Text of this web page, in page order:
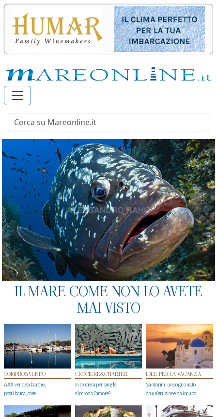
IL MARE COME NON LO AVETE
MAI VISTO
COMPRO&VENDO
AAA vendesi barche,
posti barca, case…
CROCIERE&CHARTER
In crociera per single
s'incrocia l’amore?
IDEE PER LA VACANZA
Santorini, un sogno nato
da un’eruzione da incubo